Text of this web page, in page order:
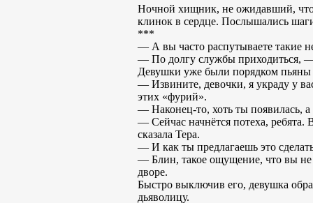
Ночной хищник, не ожидавший, что
клинок в сердце. Послышались
***
— А вы часто распутываете такие
— По долгу службы приходиться, —
Девушки уже были порядком пьяны
— Извините, девочки, я украду у
этих «фурий».
— Наконец-то, хоть ты появилась,
— Сейчас начнётся потеха,
сказала Тера.
— И как ты предлагаешь это
— Блин, такое ощущение, что вы не
дворе.
Быстро выключив его, девушка
дьяволицу.